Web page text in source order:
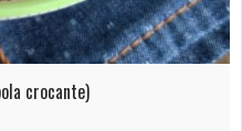
crocante)